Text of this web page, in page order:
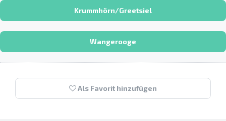
Krummhörn/Greetsiel
Wangerooge
Als Favorit hinzufügen